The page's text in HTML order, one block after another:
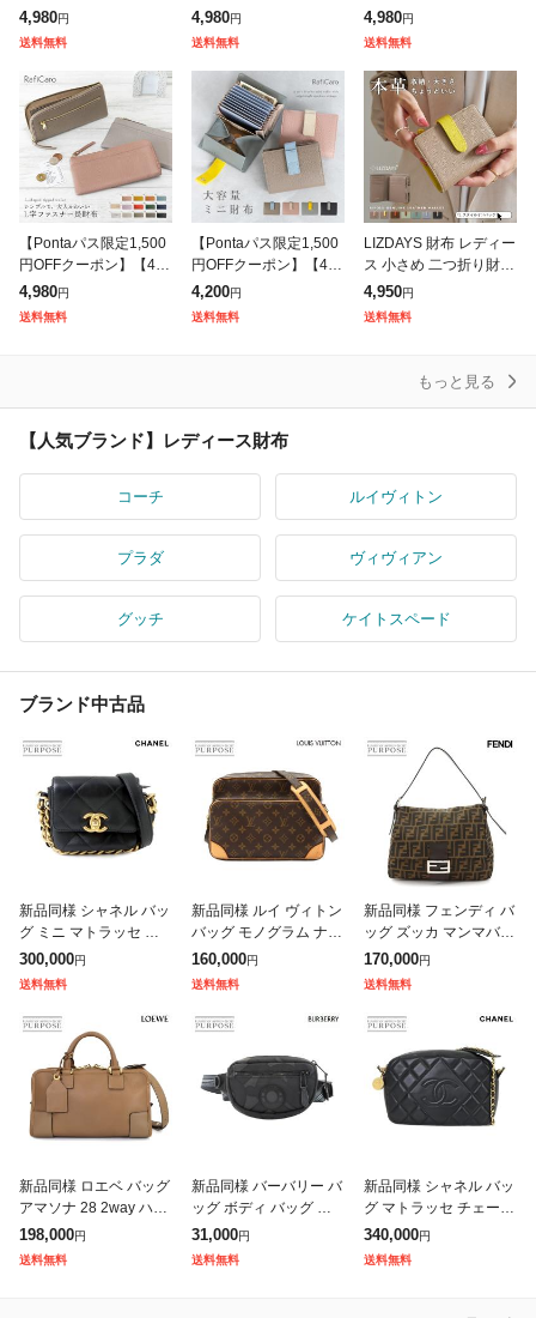
キング1位/ RafiCaro 軽
くて小さな本革長財布
レディース 大容量カ
4,980円
送料無料
量じゃばら牛革長財布
レディース 小銭とレシ
ート自動仕分け コイン
ス
4,980円
送料無料
80円→3,980円】RafiC
aro 小さいじゃばら長
財布 レディース
4,980円
送料無料
【Pontaパス限定1,500
円OFFクーポン】【4,9
80円→3,480円】\長財
布月間ランキング1位/R
4,980円
送料無料
【Pontaパス限定1,500
円OFFクーポン】【4,2
00円→2,700円】RafiC
aro お札が折れないミ
4,200円
送料無料
LIZDAYS 財布 レディー
ス 小さめ 二つ折り財布
本革 大容量 たくさん入
る 財布 カードケース
4,950円
送料無料
もっと見る
【人気ブランド】レディース財布
コーチ ルイヴィトン
プラダ ヴィヴィアン
グッチ ケイトスペード
ブランド中古品
新品同様 シャネル バッ
グ ミニ マトラッセ チ
ェーン ショルダー バッ
グ レザー ブラック AS2
300,000円
送料無料
新品同様 ルイ ヴィトン
バッグ モノグラム ナイ
ル ショルダー バッグ
ブラウン M45244 レデ
160,000円
送料無料
新品同様 フェンディ バ
ッグ ズッカ マンマバゲ
ット ショルダー バッグ
キャンバス レザー レデ
170,000円
送料無料
新品同様 ロエベ バッグ
アマソナ 28 2way ハン
ド ショルダー バッグ
レザー ブラウン レディ
198,000円
送料無料
新品同様 バーバリー バ
ッグ ボディ バッグ ウ
エストポーチ ポリエス
テル ブラック レディー
31,000円
送料無料
新品同様 シャネル バッ
グ マトラッセ チェーン
ショルダー バッグ ラム
スキン ブラック レディ
340,000円
送料無料